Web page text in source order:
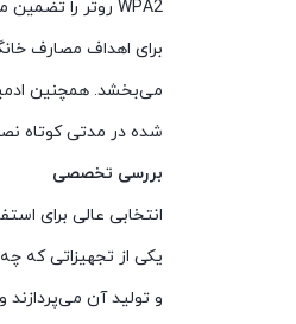
شده در مدتی کوتاه
بررسی تخصصی
انتخابی عالی برای
یکی از تجهیزاتی که
و تولید آن